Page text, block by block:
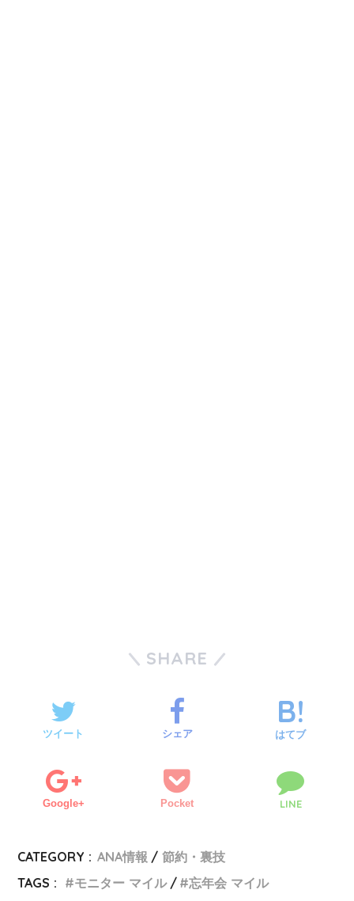
SHARE
ツイート シェア はてブ
Google+ Pocket LINE
CATEGORY : ANA情報
節約・裏技
TAGS :
モニター マイル 忘年会 マイル